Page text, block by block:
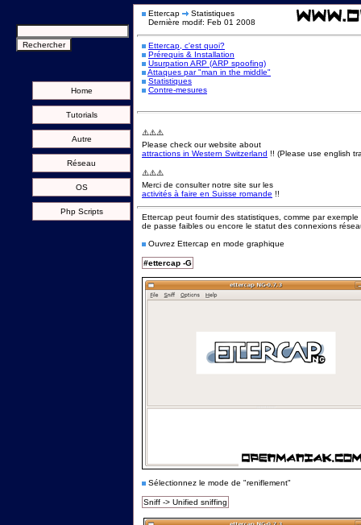
Home
Tutorials
Autre
Réseau
OS
Php Scripts
Ettercap
Statistiques
Dernière modif: Feb 01 2008
Ettercap, c'est quoi?
Prérequis & Installation
Usurpation ARP (ARP spoofing)
Attaques par "man in the middle"
Statistiques
Contre-mesures
⚠️⚠️⚠️
Please check our website about
attractions in Western Switzerland !! (Please use english
⚠️⚠️⚠️
Merci de consulter notre site sur les
activités à faire en Suisse romande !!
Ettercap peut fournir des statistiques, comme par
de passe faibles ou encore le statut des connexions
Ouvrez Ettercap en mode graphique
#ettercap -G
Sélectionnez le mode de "reniflement"
Sniff -> Unified sniffing